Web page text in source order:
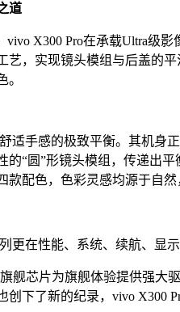
道
X300 Pro在承载Ultra级
艺，实现镜头模组与后盖的
。
适手感的极致平衡。其机身
的“圆”形镜头模组，传递出
配色，色彩灵感均源于自然
更在性能、系统、续航、显
舰芯片为旗舰体验提供强
下了新的纪录，vivo X300